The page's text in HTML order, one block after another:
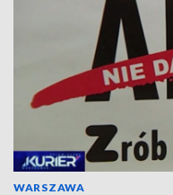
WARSZAWA